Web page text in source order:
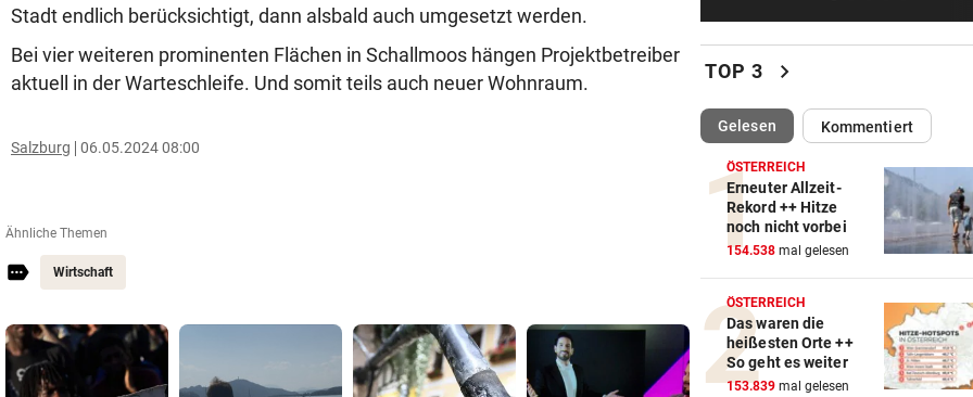
Stadt endlich berücksichtigt, dann alsbald auch umgesetzt werden.
Bei vier weiteren prominenten Flächen in Schallmoos hängen Projektbetreiber
aktuell in der Warteschleife. Und somit teils auch neuer Wohnraum.
Salzburg 06.05.2024 08:00
Ähnliche Themen
Wirtschaft
LIVE ab 19 Uhr: Red Bull
gegen FC Pafos!
MIT BOJE GEFUNDEN vor
Pensionistin starb beim
Schwimmen im Wallersee
Red Bull Salzburg hat neuen
Tormann gefunden
DANK MEGA-ABLÖSE vor
TOP 3 chevron_right
Gelesen(ausgewählt)Kommentiert
ÖSTERREICH
Erneuter Allzeit-
Rekord ++ Hitze
noch nicht vorbei
154.538 mal gelesen
ÖSTERREICH
Das waren die
heißesten Orte ++
So geht es weiter
153.839 mal gelesen